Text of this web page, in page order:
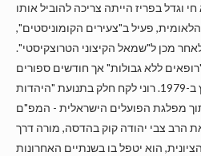
וגדל בפריז הייתה צריכה להוביל אותו
פעיל ב"צעירים הקומוניסטים",
מכן ל"שמאל הקיצוני הטרוצקיסטי".
ללא גבולות" אך חודשים ספורים
לפני כן הוא פשוט מגיע לארץ ב-1979. רוני לקח חלק בתנועת "היהדות
הוא פוגש את הרב צבי יהודה קוק בהדסה, מורה דרך
הוא יטפל בו בשנתיים האחרונות